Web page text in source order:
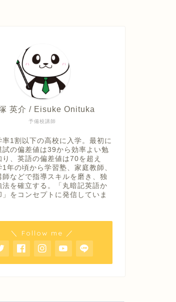
予備校講師
英介 / Eisuke Onituka
率1割以下の高校に入学。最初に
試の偏差値は39から効率よい勉
り、英語の偏差値は70を超え
1年の頃から学習塾、家庭教師、
師などで指導スキルを磨き、独
法を確立する。「丸暗記英語か
」をコンセプトに発信していま
＼ Follow me ／